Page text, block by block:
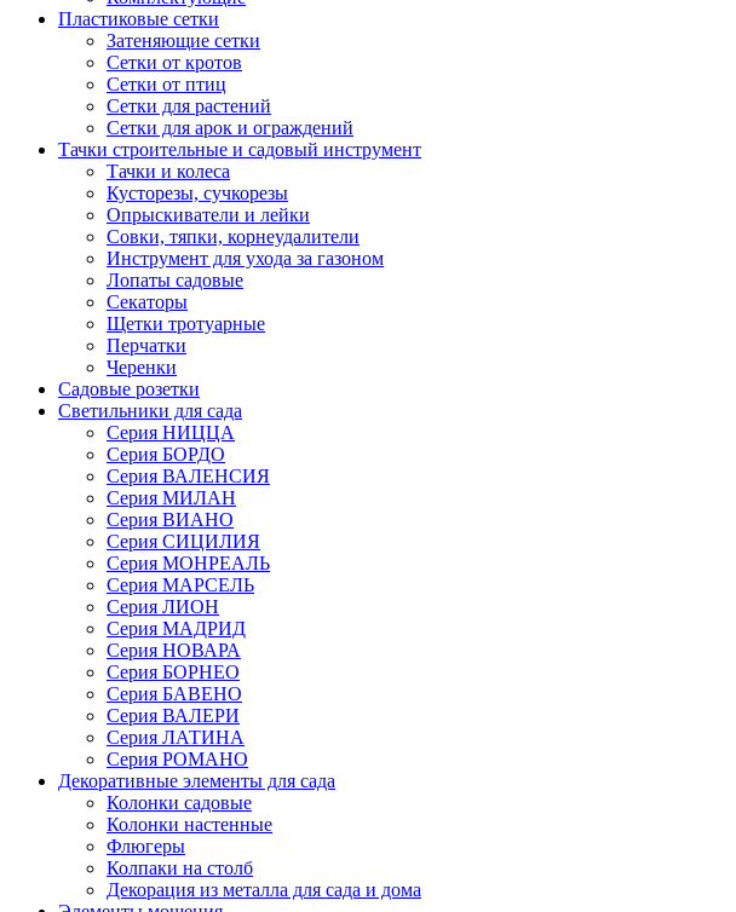
Пластиковые сетки
Затеняющие сетки
Сетки от кротов
Сетки от птиц
Сетки для растений
Сетки для арок и ограждений
Тачки строительные и садовый инструмент
Тачки и колеса
Кусторезы, сучкорезы
Опрыскиватели и лейки
Совки, тяпки, корнеудалители
Инструмент для ухода за газоном
Лопаты садовые
Секаторы
Щетки тротуарные
Перчатки
Черенки
Садовые розетки
Светильники для сада
Серия НИЦЦА
Серия БОРДО
Серия ВАЛЕНСИЯ
Серия МИЛАН
Серия ВИАНО
Серия СИЦИЛИЯ
Серия МОНРЕАЛЬ
Серия МАРСЕЛЬ
Серия ЛИОН
Серия МАДРИД
Серия НОВАРА
Серия БОРНЕО
Серия БАВЕНО
Серия ВАЛЕРИ
Серия ЛАТИНА
Серия РОМАНО
Декоративные элементы для сада
Колонки садовые
Колонки настенные
Флюгеры
Колпаки на столб
Декорация из металла для сада и дома